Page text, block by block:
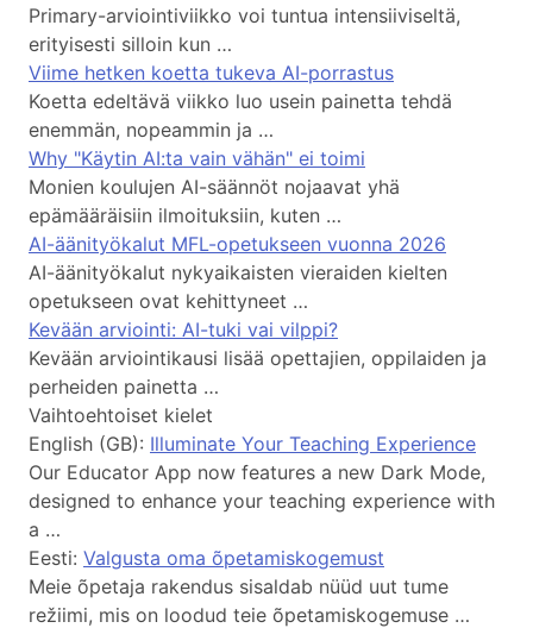
Primary-arviointiviikko voi tuntua intensiiviseltä,
erityisesti silloin kun …
Viime hetken koetta tukeva AI-porrastus
Koetta edeltävä viikko luo usein painetta tehdä
enemmän, nopeammin ja …
Why "Käytin AI:ta vain vähän" ei toimi
Monien koulujen AI-säännöt nojaavat yhä
epämääräisiin ilmoituksiin, kuten …
AI-äänityökalut MFL-opetukseen vuonna 2026
AI-äänityökalut nykyaikaisten vieraiden kielten
opetukseen ovat kehittyneet …
Kevään arviointi: AI-tuki vai vilppi?
Kevään arviointikausi lisää opettajien, oppilaiden ja
perheiden painetta …
Vaihtoehtoiset kielet
English (GB): Illuminate Your Teaching Experience
Our Educator App now features a new Dark Mode,
designed to enhance your teaching experience with
a …
Eesti: Valgusta oma õpetamiskogemust
Meie õpetaja rakendus sisaldab nüüd uut tume
režiimi, mis on loodud teie õpetamiskogemuse …